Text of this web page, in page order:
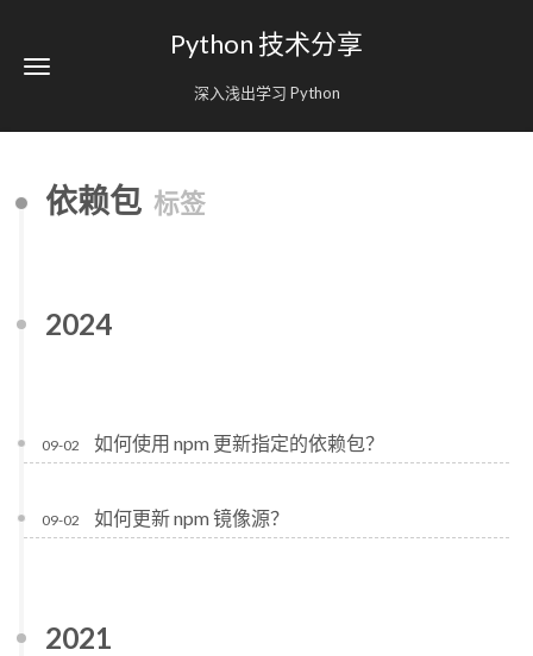
Python 技术分享
深入浅出学习 Python
依赖包 标签
2024
09-02 如何使用 npm 更新指定的依赖包？
09-02 如何更新 npm 镜像源？
2021